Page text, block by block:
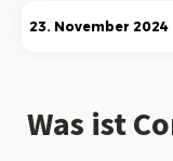
Was ist
Die Elemente
23. November 2024
Was ist